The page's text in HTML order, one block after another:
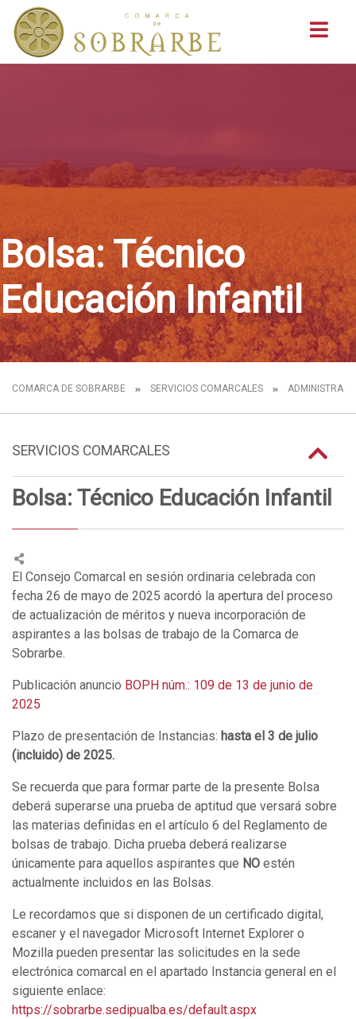
Bolsa: Técnico
Educación Infantil
COMARCA DE SOBRARBE SERVICIOS COMARCALES
SERVICIOS COMARCALES
Bolsa: Técnico Educación Infantil
El Consejo Comarcal en sesión ordinaria celebrada con
fecha 26 de mayo de 2025 acordó la apertura del proceso
de actualización de méritos y nueva incorporación de
aspirantes a las bolsas de trabajo de la Comarca de
Sobrarbe.
Publicación anuncio BOPH núm.: 109 de 13 de junio de
2025
Plazo de presentación de Instancias: hasta el 3 de julio
(incluido) de 2025.
Se recuerda que para formar parte de la presente Bolsa
deberá superarse una prueba de aptitud que versará sobre
las materias definidas en el artículo 6 del Reglamento de
bolsas de trabajo. Dicha prueba deberá realizarse
únicamente para aquellos aspirantes que NO estén
actualmente incluidos en las Bolsas.
Le recordamos que si disponen de un certificado digital,
escaner y el navegador Microsoft Internet Explorer o
Mozilla pueden presentar las solicitudes en la sede
electrónica comarcal en el apartado Instancia general en el
siguiente enlace:
https://sobrarbe.sedipualba.es/default.aspx